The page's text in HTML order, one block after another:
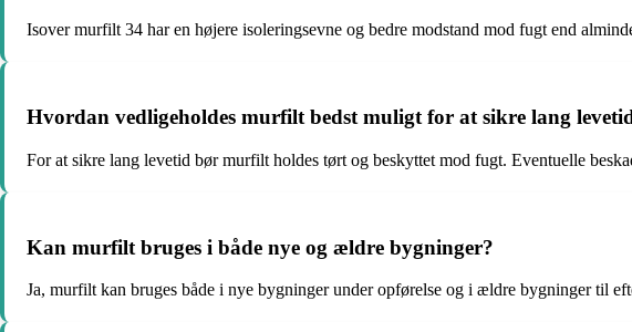
Isover murfilt 34 har en højere isoleringsevne og bedre modstand mod fugt end
Hvordan vedligeholdes murfilt bedst muligt for at sikre lang
For at sikre lang levetid bør murfilt holdes tørt og beskyttet mod fugt. Eventuelle
Kan murfilt bruges i både nye og ældre bygninger?
Ja, murfilt kan bruges både i nye bygninger under opførelse og i ældre bygninger til